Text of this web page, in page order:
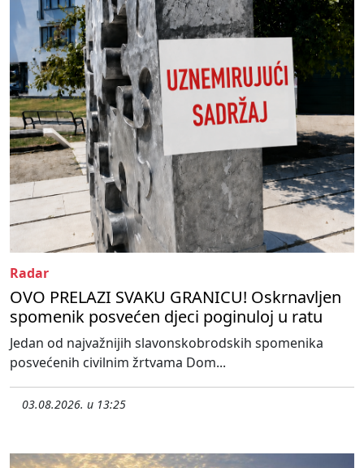
Radar
OVO PRELAZI SVAKU GRANICU! Oskrnavljen
spomenik posvećen djeci poginuloj u ratu
Jedan od najvažnijih slavonskobrodskih spomenika
posvećenih civilnim žrtvama Dom...
03.08.2026. u 13:25